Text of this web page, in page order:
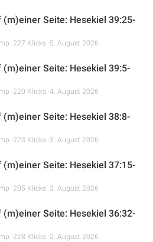
(m)einer Seite: Hesekiel 39:25-
227 Klicks 5. August 2026
(m)einer Seite: Hesekiel 39:5-
220 Klicks 4. August 2026
(m)einer Seite: Hesekiel 38:8-
223 Klicks 3. August 2026
(m)einer Seite: Hesekiel 37:15-
205 Klicks 3. August 2026
(m)einer Seite: Hesekiel 36:32-
228 Klicks 2. August 2026